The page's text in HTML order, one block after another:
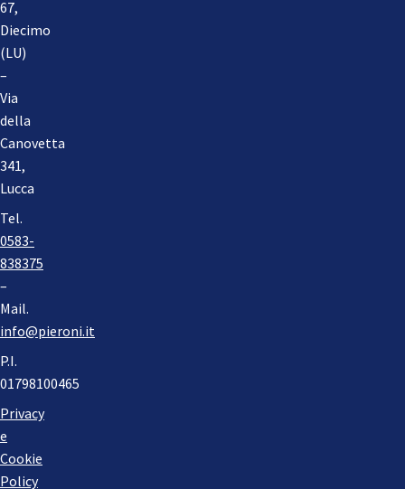
67,
Diecimo
(LU)
–
Via
della
Canovetta
341,
Lucca
Tel.
0583-
838375
–
Mail.
info@pieroni.it
P.I.
01798100465
Privacy
e
Cookie
Policy